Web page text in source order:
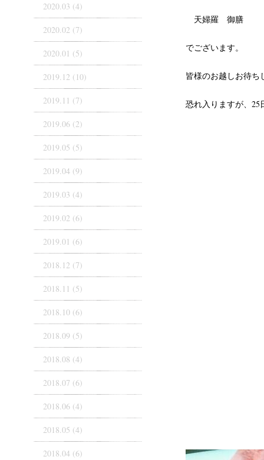
天婦羅 御膳
でございます。
皆様のお越しお待ち
恐れ入りますが、
2020.03 (4)
2020.02 (7)
2020.01 (5)
2019.12 (10)
2019.11 (7)
2019.06 (2)
2019.05 (5)
2019.04 (9)
2019.03 (4)
2019.02 (6)
2019.01 (6)
2018.12 (7)
2018.11 (5)
2018.10 (6)
2018.09 (5)
2018.08 (4)
2018.07 (6)
2018.06 (4)
2018.05 (4)
2018.04 (6)